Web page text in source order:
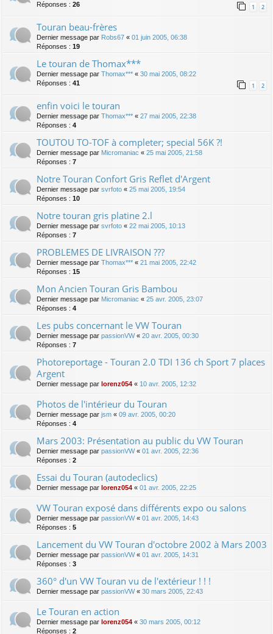
Réponses : 26 1 2
Touran beau-frères
Dernier message par Robs67 « 01 juin 2005, 06:38
Réponses : 19
Le touran de Thomax***
Dernier message par Thomax*** « 30 mai 2005, 08:22
Réponses : 41 1 2
enfin voici le touran
Dernier message par Thomax*** « 27 mai 2005, 22:38
Réponses : 4
TOUTOU TO-TOF à completer; special 56K ?!
Dernier message par Micromaniac « 25 mai 2005, 21:58
Réponses : 7
Notre Touran Confort Gris Reflet d'Argent
Dernier message par svrfoto « 25 mai 2005, 19:54
Réponses : 10
Notre touran gris platine 2.l
Dernier message par svrfoto « 22 mai 2005, 10:13
Réponses : 7
PROBLEMES DE LIVRAISON ???
Dernier message par Thomax*** « 21 mai 2005, 22:42
Réponses : 15
Mon Ancien Touran Gris Bambou
Dernier message par Micromaniac « 25 avr. 2005, 23:07
Réponses : 4
Les pubs concernant le VW Touran
Dernier message par passionVW« 20 avr. 2005, 00:30
Réponses : 7
Photoreportage - Touran 2.0 TDI 136 ch Sport 7 places
Argent
Dernier message par lorenz054 « 10 avr. 2005, 12:32
Photos de l'intérieur du Touran
Dernier message par jsm « 09 avr. 2005, 00:20
Réponses : 4
Mars 2003: Présentation au public du VW Touran
Dernier message par passionVW« 01 avr. 2005, 22:36
Réponses : 2
Essai du Touran (autodeclics)
Dernier message par lorenz054 « 01 avr. 2005, 22:25
VW Touran exposé dans différents expo ou salons
Dernier message par passionVW« 01 avr. 2005, 14:43
Réponses : 5
Lancement du VW Touran d'octobre 2002 à Mars 2003
Dernier message par passionVW« 01 avr. 2005, 14:31
Réponses : 3
360° d'un VW Touran vu de l'extérieur ! ! !
Dernier message par passionVW« 30 mars 2005, 22:43
Le Touran en action
Dernier message par lorenz054 « 30 mars 2005, 00:12
Réponses : 2